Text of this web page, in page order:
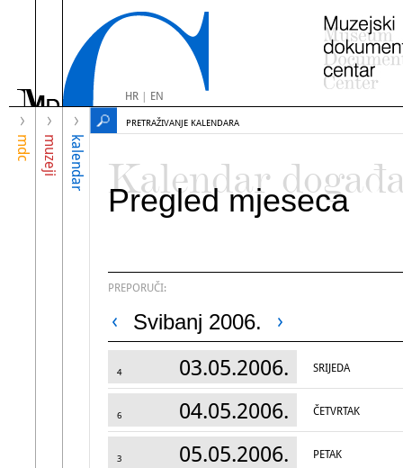
HR| EN
mdc muzeji kalendar
PRETRAŽIVANJE KALENDARA
Kalendar
Pregled mjeseca
PREPORUČI:
Svibanj 2006.
4 03.05.2006. SRIJEDA
6 04.05.2006. ČETVRTAK
3 05.05.2006. PETAK